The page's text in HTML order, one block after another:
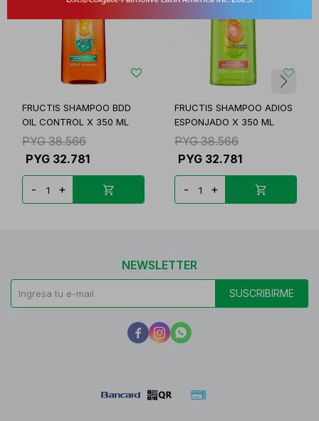
FRUCTIS SHAMPOO BDD
OIL CONTROL X 350 ML
PYG 38.566
PYG 32.781
- +
FRUCTIS SHAMPOO ADIOS
ESPONJADO X 350 ML
PYG 38.566
PYG 32.781
- +
NEWSLETTER
SUSCRIBIRME
  